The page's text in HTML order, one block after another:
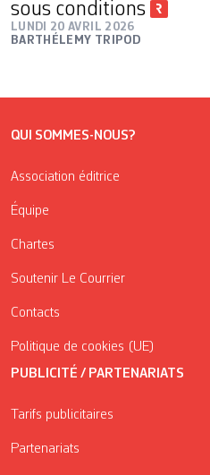
sous conditions
LUNDI 20 AVRIL 2026
BARTHÉLEMY TRIPOD
QUI SOMMES-NOUS?
Association éditrice
Équipe
Chartes
Soutenir Le Courrier
Contacts
Politique de cookies (UE)
PUBLICITÉ / PARTENARIATS
Tarifs publicitaires
Partenariats